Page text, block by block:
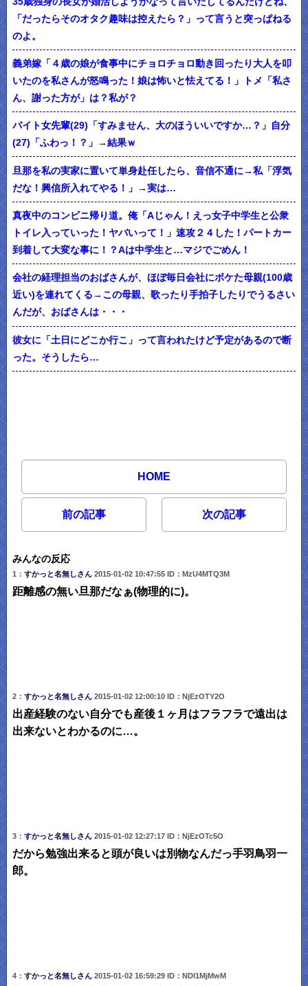
「だったらそのオタク趣味は控えたら？」って言うと突っぱねる
のよ。
義弟嫁「４歳の娘が食事中にチョロチョロ動き回ったり大人を叩
いたのを私さんが怒鳴った！娘は怖いと怯えてる！」トメ「私さ
ん、謝った方が」は？私が？
バイト女先輩(29)「すみません、大のほういいですか…？」自分
(27)「ふわっ！？」→結果ｗ
旦那を私の実家に置いて単身赴任したら、音信不通に→私「浮気
だな！興信所入れてやる！」→実は…
真夜中のコンビニ帰り道。俺「Aじゃん！えっ女子中学生と公衆
トイレ入っていった！ヤバいって！」速攻２４した！パートカー
到着して大変な事に！？Aは中学生と…マジでごめん！
会社の経理担当のおばさんが、ほぼ毎日会社にボケた母親(100歳
近い)を連れてくる→この母親、歌ったり手拍子したりでうるさい
んだが、おばさんは・・・
彼女に「土日にどこか行こ」って言われたけど予定があるので断
った。そうしたら…
HOME
前の記事 次の記事
みんなの反応
1： すかっと名無しさん 2015-01-02 10:47:55 ID：MzU4MTQ3M
距離感の無い旦那だなぁ(物理的に)。
2： すかっと名無しさん 2015-01-02 12:00:10 ID：NjEzOTY2O
出産経験のない自分でも産後１ヶ月はフラフラで遠出は
出来ないとわかるのに…。
3： すかっと名無しさん 2015-01-02 12:27:17 ID：NjEzOTc5O
だから勉強出来ると頭が良いは別物なんだっ手羽鳥羽一
郎。
4： すかっと名無しさん 2015-01-02 16:59:29 ID：NDI1MjMwM